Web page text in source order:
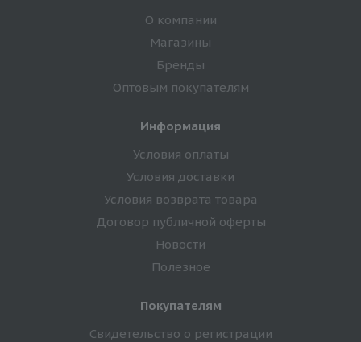
О компании
Магазины
Бренды
Оптовым покупателям
Информация
Условия оплаты
Условия доставки
Условия возврата товара
Договор публичной оферты
Новости
Полезное
Покупателям
Свидетельство о регистрации